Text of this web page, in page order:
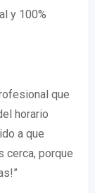
y 100%
que
horario
a que
cerca, porque